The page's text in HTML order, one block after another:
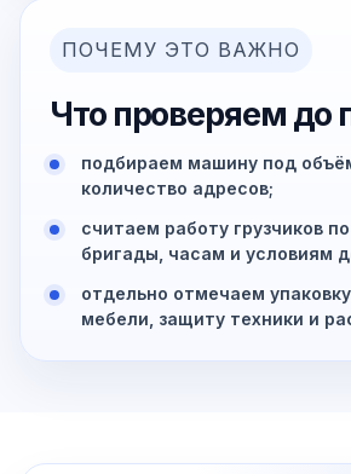
ПОЧЕМУ ЭТО ВАЖНО
Что проверяем до
подбираем машину под
количество адресов;
считаем работу грузчиков
бригады, часам и условиям
отдельно отмечаем
мебели, защиту техники и